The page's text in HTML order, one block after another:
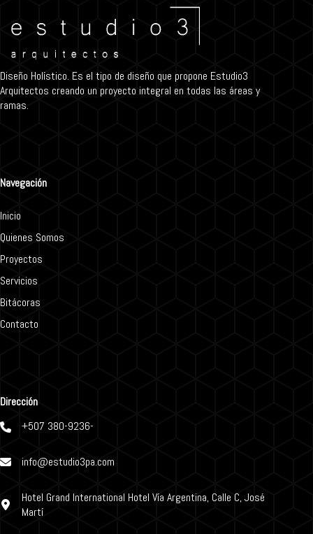
Diseño Holístico. Es el tipo de diseño que propone Estudio3
Arquitectos creando un proyecto integral en todas las áreas y
ramas.
Navegación
Inicio
Quienes Somos
Proyectos
Servicios
Bitácoras
Contacto
Dirección
+507 380-9236-
info@estudio3pa.com
Hotel Grand International Hotel Vía Argentina, Calle C, José
Martí